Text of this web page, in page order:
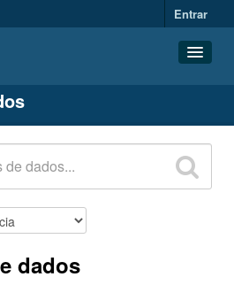
Entrar
dados